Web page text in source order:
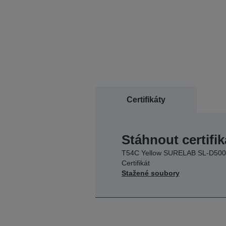
Certifikáty
Stáhnout
T54C Yellow SURELAB SL-D500
Certifikát
Stažené soubory